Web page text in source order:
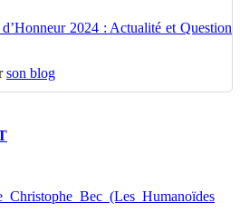
2024 : Actualité et Question
son blog
Christophe Bec (Les Humanoïdes